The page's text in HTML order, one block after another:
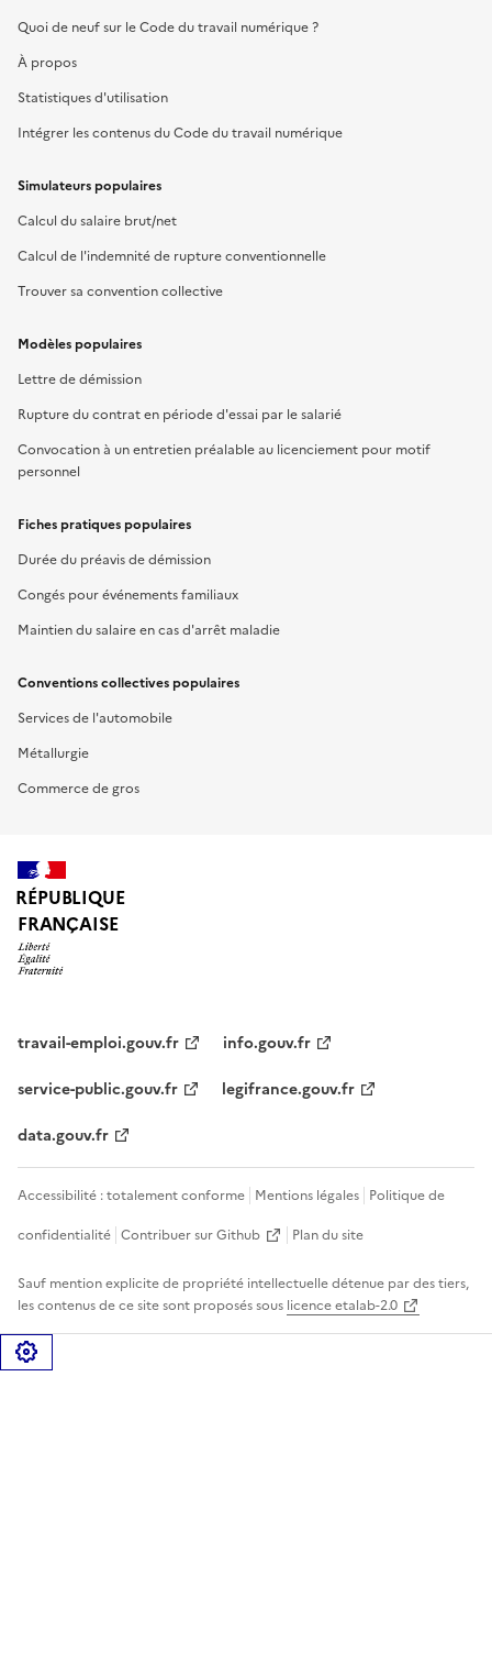
Quoi de neuf sur le Code du travail numérique ?
À propos
Statistiques d'utilisation
Intégrer les contenus du Code du travail numérique
Simulateurs populaires
Calcul du salaire brut/net
Calcul de l'indemnité de rupture conventionnelle
Trouver sa convention collective
Modèles populaires
Lettre de démission
Rupture du contrat en période d'essai par le salarié
Convocation à un entretien préalable au licenciement pour motif
personnel
Fiches pratiques populaires
Durée du préavis de démission
Congés pour événements familiaux
Maintien du salaire en cas d'arrêt maladie
Conventions collectives populaires
Services de l'automobile
Métallurgie
Commerce de gros
RÉPUBLIQUE
FRANÇAISE
travail-emploi.gouv.fr
info.gouv.fr
service-public.gouv.fr
legifrance.gouv.fr
data.gouv.fr
Accessibilité : totalement conforme Mentions légales Politique de
confidentialité Contribuer sur Github Plan du site
Sauf mention explicite de propriété intellectuelle détenue par des tiers,
les contenus de ce site sont proposés sous licence etalab-2.0
Gérer les cookies